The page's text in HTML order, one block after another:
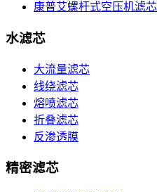
康普艾螺杆式空压机滤芯
水滤芯
大流量滤芯
线绕滤芯
熔喷滤芯
折叠滤芯
反渗透膜
精密滤芯